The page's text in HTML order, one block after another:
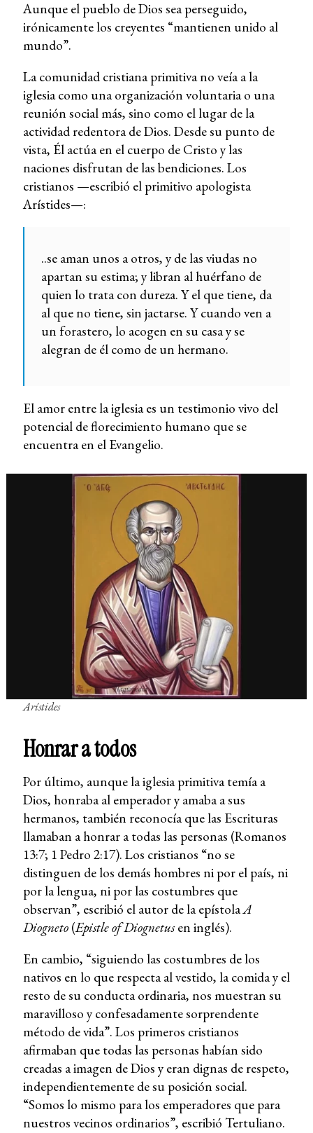
Aunque el pueblo de Dios sea perseguido,
irónicamente los creyentes “mantienen unido al
mundo”.
La comunidad cristiana primitiva no veía a la
iglesia como una organización voluntaria o una
reunión social más, sino como el lugar de la
actividad redentora de Dios. Desde su punto de
vista, Él actúa en el cuerpo de Cristo y las
naciones disfrutan de las bendiciones. Los
cristianos —escribió el primitivo apologista
Arístides—:
..se aman unos a otros, y de las viudas no
apartan su estima; y libran al huérfano de
quien lo trata con dureza. Y el que tiene, da
al que no tiene, sin jactarse. Y cuando ven a
un forastero, lo acogen en su casa y se
alegran de él como de un hermano.
El amor entre la iglesia es un testimonio vivo del
potencial de florecimiento humano que se
encuentra en el Evangelio.
Arístides
Honrar a todos
Por último, aunque la iglesia primitiva temía a
Dios, honraba al emperador y amaba a sus
hermanos, también reconocía que las Escrituras
llamaban a honrar a todas las personas (Romanos
13:7; 1 Pedro 2:17). Los cristianos “no se
distinguen de los demás hombres ni por el país, ni
por la lengua, ni por las costumbres que
observan”, escribió el autor de la epístolaA
Diogneto (Epistle of Diognetusen inglés).
En cambio, “siguiendo las costumbres de los
nativos en lo que respecta al vestido, la comida y el
resto de su conducta ordinaria, nos muestran su
maravilloso y confesadamente sorprendente
método de vida”. Los primeros cristianos
afirmaban que todas las personas habían sido
creadas a imagen de Dios y eran dignas de respeto,
independientemente de su posición social.
“Somos lo mismo para los emperadores que para
nuestros vecinos ordinarios”, escribió Tertuliano.